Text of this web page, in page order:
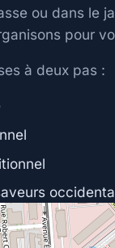
ou dans le
pour
à deux pas :